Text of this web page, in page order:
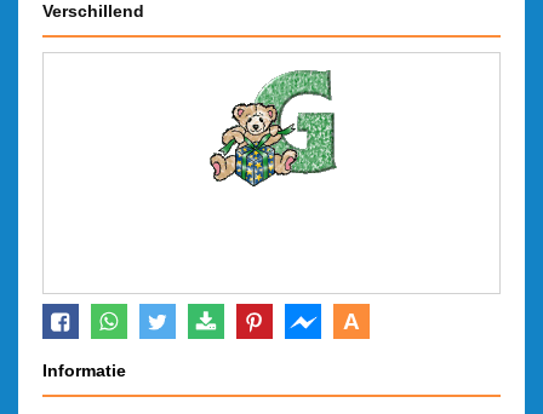
Verschillend
A
Informatie